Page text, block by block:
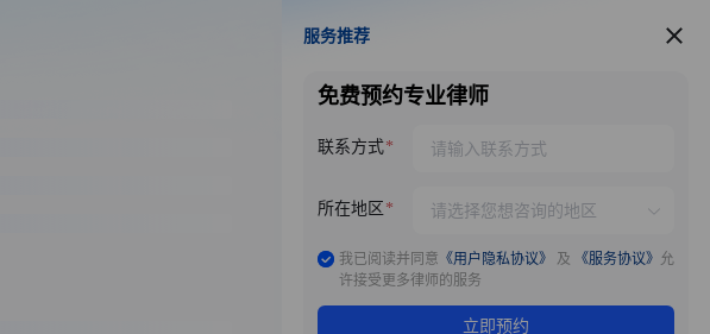
服务推荐
服务推荐
免费预约专业律师
联系方式
所在地区
我已阅读并同意 《用户隐私协议》 及 《服务协议》 允
许接受更多律师的服务
立即预约